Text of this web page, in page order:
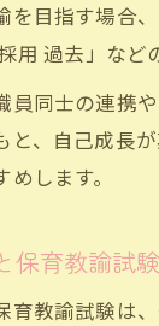
を目指す場合
用 過去」な
員同士の連携
と、自己成長
します。
保育教諭試
育教諭試験は